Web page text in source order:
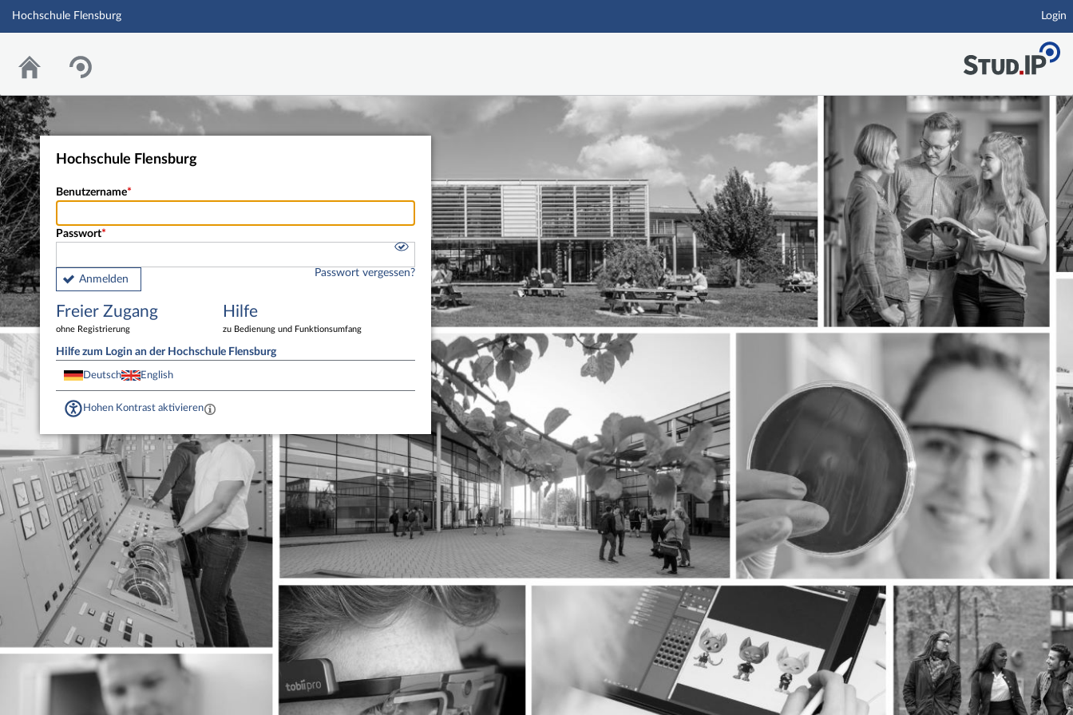
Hauptnavigation
Hochschule Flensburg Login
Hochschule Flensburg
Benutzername
Passwort
Anmelden
Passwort vergessen?
Freier Zugang
ohne Registrierung
Hilfe
zu Bedienung und Funktionsumfang
Hilfe zum Login an der Hochschule Flensburg
Deutsch English
Hohen Kontrast aktivieren